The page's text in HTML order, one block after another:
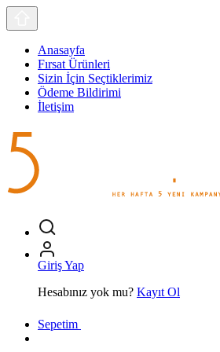
Anasayfa
Fırsat Ürünleri
Sizin İçin Seçtiklerimiz
Ödeme Bildirimi
İletişim
Giriş Yap
Hesabınız yok mu? Kayıt Ol
Sepetim